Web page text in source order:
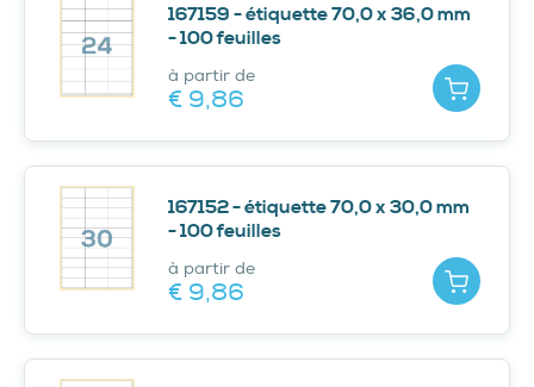
167159 - étiquette 70,0 x 36,0 mm
- 100 feuilles
à partir de
€ 9,86
167152 - étiquette 70,0 x 30,0 mm
- 100 feuilles
à partir de
€ 9,86